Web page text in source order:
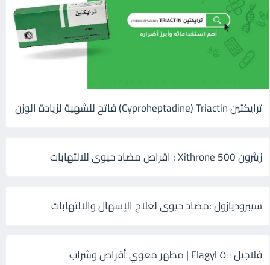
ترايكتين Cyproheptadine) Triactin) فاتح للشهية لزيادة الوزن
زيثرون 500 Xithrone : اقراص مضاد حيوى للالتهابات
سيبروديازول :مضاد حيوى لعلاج الإسهال والالتهابات
فلاجيل ٥٠٠ Flagyl | مطهر معوي أقراص وشراب